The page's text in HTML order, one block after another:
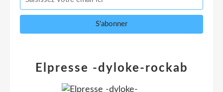
Elpresse -dyloke-rockab